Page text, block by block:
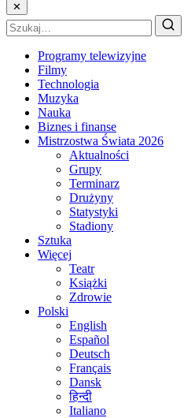
✕
Programy telewizyjne
Filmy
Technologia
Muzyka
Nauka
Biznes i finanse
Mistrzostwa Świata 2026
Aktualności
Grupy
Terminarz
Drużyny
Statystyki
Stadiony
Sztuka
Więcej
Teatr
Książki
Zdrowie
Polski
English
Español
Deutsch
Français
Dansk
हिन्दी
Italiano